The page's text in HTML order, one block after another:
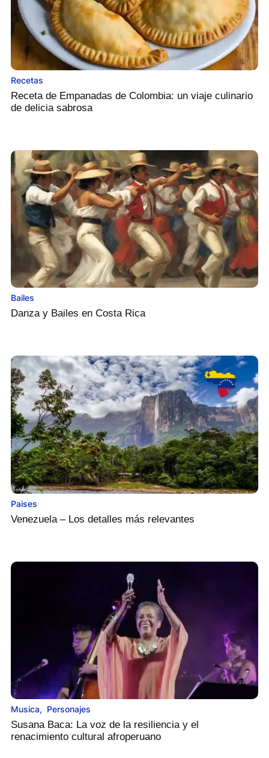
Recetas
Receta de Empanadas de Colombia: un viaje culinario
de delicia sabrosa
Bailes
Danza y Bailes en Costa Rica
Paises
Venezuela – Los detalles más relevantes
Musica, Personajes
Susana Baca: La voz de la resiliencia y el
renacimiento cultural afroperuano